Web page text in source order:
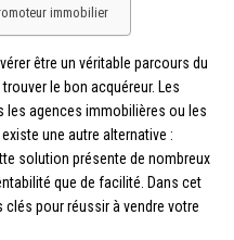
immobilier
être un véritable parcours du
le bon acquéreur. Les
les agences immobilières ou les
une autre alternative :
solution présente de nombreux
que de facilité. Dans cet
pour réussir à vendre votre